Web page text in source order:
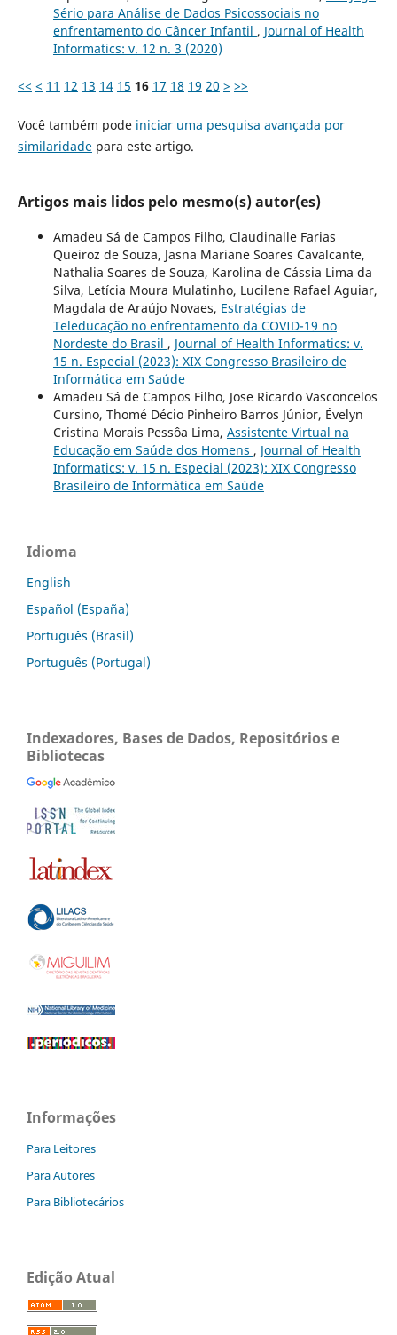
Sério para Análise de Dados Psicossociais no
enfrentamento do Câncer Infantil , Journal of Health
Informatics: v. 12 n. 3 (2020)
<< < 11 12 13 14 15 16 17 18 19 20 > >>
Você também pode iniciar uma pesquisa avançada por
similaridadepara este artigo.
Artigos mais lidos pelo mesmo(s) autor(es)
Amadeu Sá de Campos Filho, Claudinalle Farias
Queiroz de Souza, Jasna Mariane Soares Cavalcante,
Nathalia Soares de Souza, Karolina de Cássia Lima da
Silva, Letícia Moura Mulatinho, Lucilene Rafael Aguiar,
Magdala de Araújo Novaes, Estratégias de
Teleducação no enfrentamento da COVID-19 no
Nordeste do Brasil , Journal of Health Informatics: v.
15 n. Especial (2023): XIX Congresso Brasileiro de
Informática em Saúde
Amadeu Sá de Campos Filho, Jose Ricardo Vasconcelos
Cursino, Thomé Décio Pinheiro Barros Júnior, Évelyn
Cristina Morais Pessôa Lima, Assistente Virtual na
Educação em Saúde dos Homens , Journal of Health
Informatics: v. 15 n. Especial (2023): XIX Congresso
Brasileiro de Informática em Saúde
Idioma
English
Español (España)
Português (Brasil)
Português (Portugal)
Indexadores, Bases de Dados, Repositórios e
Bibliotecas
Informações
Para Leitores
Para Autores
Para Bibliotecários
Edição Atual